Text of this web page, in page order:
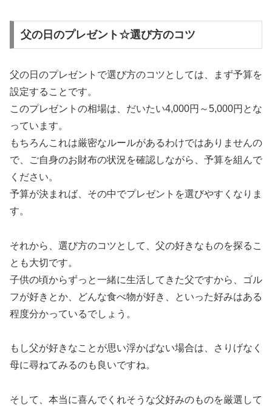
父の日のプレゼント☆選び方のコツ
父の日のプレゼントで選び方のコツとしては、まず予算を
設定することです。
このプレゼントの相場は、だいたい4,000円～5,000円とな
っています。
もちろんこれは厳密なルールがあるわけではありませんの
で、ご自身のお財布の状況を確認しながら、予算を組んで
ください。
予算が決まれば、その中でプレゼントを選びやすくなりま
す。
それから、選び方のコツとして、父の好きなものを探るこ
とも大切です。
子供の頃からずっと一緒に生活してきた父ですから、ゴル
フが好きとか、どんな食べ物が好き、といった好みはある
程度分かっているでしょう。
もし父が好きなことが思い浮かばない場合は、さりげなく
母に尋ねてみるのも良いですね。
そして、本当に喜んでくれそうな父好みのものを厳選して